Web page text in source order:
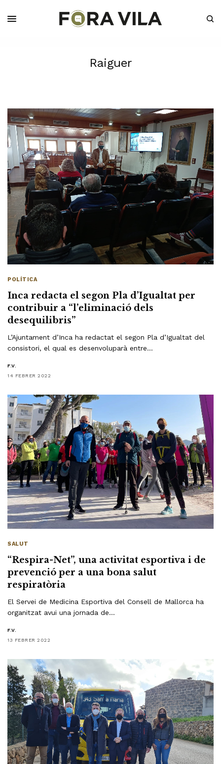
Raiguer
POLÍTICA
Inca redacta el segon Pla d’Igualtat per
contribuir a “l’eliminació dels
desequilibris”
L’Ajuntament d’Inca ha redactat el segon Pla d’Igualtat del
consistori, el qual es desenvoluparà entre…
F.V.
14 FEBRER 2022
SALUT
“Respira-Net”, una activitat esportiva i de
prevenció per a una bona salut
respiratòria
El Servei de Medicina Esportiva del Consell de Mallorca ha
organitzat avui una jornada de…
F.V.
13 FEBRER 2022